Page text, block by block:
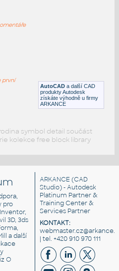
WC AutoCAD a další CAD
produkty Autodesk
získáte výhodně u firmy
ARKANCE
první
symbol detail součást
kolekce free block library
pro
3D, 3ds
a další
O
ARKANCE (CAD
Studio) - Autodesk
Platinum Partner &
Training Center &
Services Partner
KONTAKT:
| tel. +420 910 970 111